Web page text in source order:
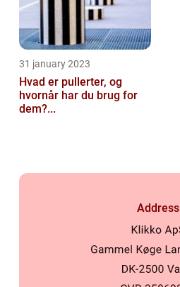
31 january 2023
Hvad er pullerter, og
hvornår har du brug for
dem?...
Address